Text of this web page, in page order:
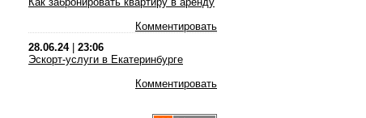
Комментировать
28.06.24| 23:06
Эскорт-услуги в Екатеринбурге
Комментировать